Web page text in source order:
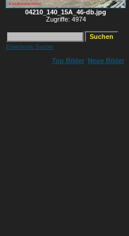
04210_140_15A_46-db.jpg
Zugriffe: 4974
Erweiterte Suche
Top Bilder Neue Bilder